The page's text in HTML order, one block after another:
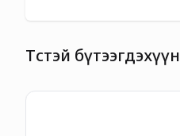
Төстэй бүтээгдэхүүн